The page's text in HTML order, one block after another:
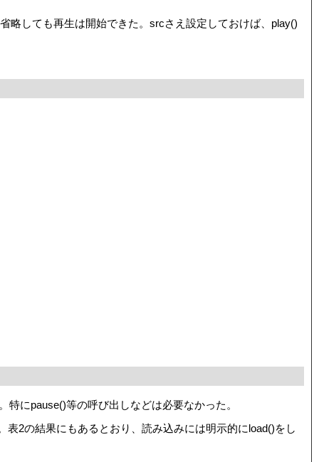
略しても再生は開始できた。srcさえ設定しておけば、play()
にpause()等の呼び出しなどは必要なかった。
2の結果にもあるとおり、読み込みには明示的にload()をし